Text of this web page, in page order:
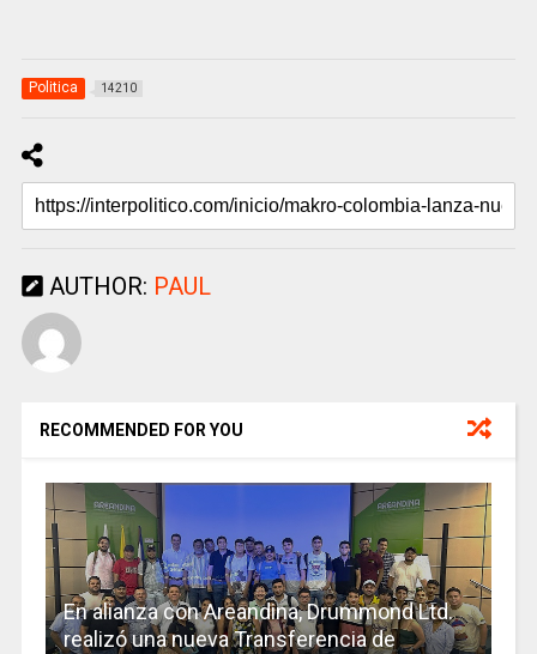
Politica 14210
AUTHOR: PAUL
RECOMMENDED FOR YOU
En alianza con Areandina, Drummond Ltd.
realizó una nueva Transferencia de